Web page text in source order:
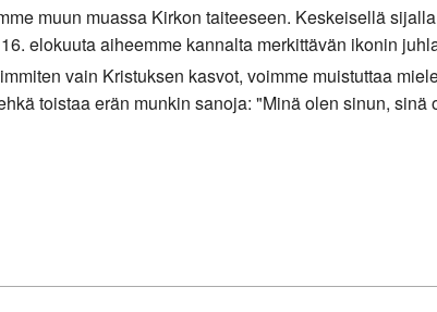
muun muassa Kirkon taiteeseen. Keskeisellä
elokuuta aiheemme kannalta merkittävän ikonin
vain Kristuksen kasvot, voimme muistuttaa
toistaa erän munkin sanoja: "Minä olen sinun, sinä